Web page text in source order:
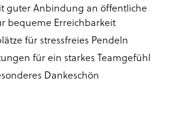
guter Anbindung an öffentliche
bequeme Erreichbarkeit
für stressfreies Pendeln
für ein starkes Teamgefühl
Dankeschön